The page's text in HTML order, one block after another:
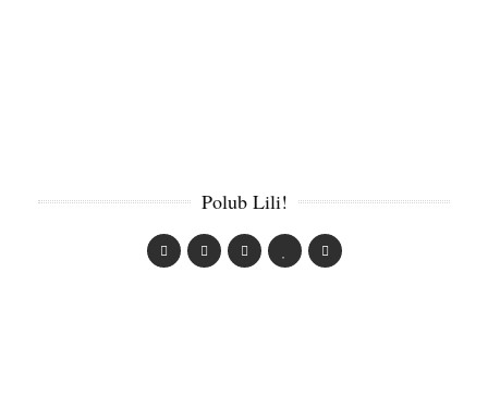
Polub Lili!